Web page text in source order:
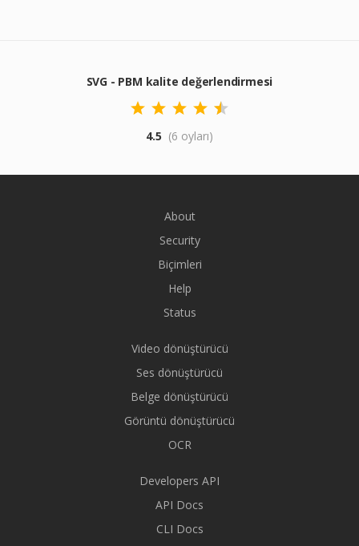
SVG - PBM kalite değerlendirmesi
4.5 (6 oyları)
About
Security
Biçimleri
Help
Status
Video dönüştürücü
Ses dönüştürücü
Belge dönüştürücü
Görüntü dönüştürücü
OCR
Developers API
API Docs
CLI Docs